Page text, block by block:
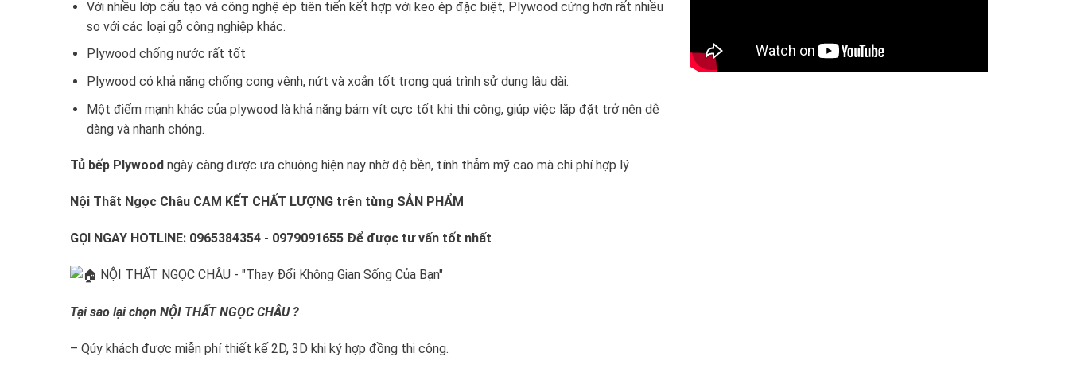
Với nhiều lớp cấu tạo và công nghệ ép tiên tiến kết hợp với keo ép đặc biệt, Plywood cứng hơn rất nhiều
so với các loại gỗ công nghiệp khác.
Plywood chống nước rất tốt
Plywood có khả năng chống cong vênh, nứt và xoắn tốt trong quá trình sử dụng lâu dài.
Một điểm mạnh khác của plywood là khả năng bám vít cực tốt khi thi công, giúp việc lắp đặt trở nên dễ
dàng và nhanh chóng.
Tủ bếp Plywood ngày càng được ưa chuộng hiện nay nhờ độ bền, tính thẫm mỹ cao mà chi phí hợp lý
Nội Thất Ngọc Châu CAM KẾT CHẤT LƯỢNG trên từng SẢN PHẨM
GỌI NGAY HOTLINE: 0965384354 - 0979091655 Để được tư vấn tốt nhất
NỘI THẤT NGỌC CHÂU - "Thay Đổi Không Gian Sống Của Bạn"
Tại sao lại chọn NỘI THẤT NGỌC CHÂU ?
– Qúy khách được miễn phí thiết kế 2D, 3D khi ký hợp đồng thi công.